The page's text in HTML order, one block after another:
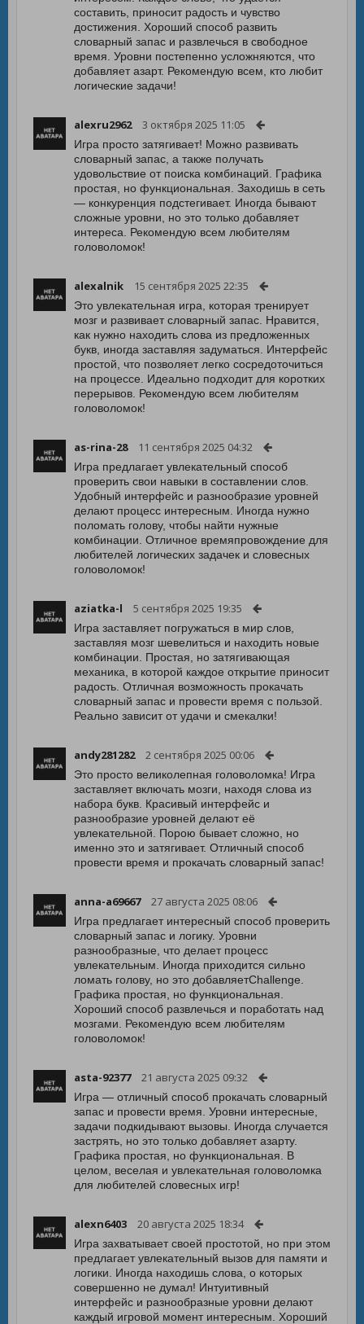
составить, приносит радость и чувство
достижения. Хороший способ развить
словарный запас и развлечься в свободное
время. Уровни постепенно усложняются, что
добавляет азарт. Рекомендую всем, кто любит
логические задачи!
alexru2962 3 октября 2025 11:05
Игра просто затягивает! Можно развивать
словарный запас, а также получать
удовольствие от поиска комбинаций. Графика
простая, но функциональная. Заходишь в сеть
— конкуренция подстегивает. Иногда бывают
сложные уровни, но это только добавляет
интереса. Рекомендую всем любителям
головоломок!
alexalnik 15 сентября 2025 22:35
Это увлекательная игра, которая тренирует
мозг и развивает словарный запас. Нравится,
как нужно находить слова из предложенных
букв, иногда заставляя задуматься. Интерфейс
простой, что позволяет легко сосредоточиться
на процессе. Идеально подходит для коротких
перерывов. Рекомендую всем любителям
головоломок!
as-rina-28 11 сентября 2025 04:32
Игра предлагает увлекательный способ
проверить свои навыки в составлении слов.
Удобный интерфейс и разнообразие уровней
делают процесс интересным. Иногда нужно
поломать голову, чтобы найти нужные
комбинации. Отличное времяпровождение для
любителей логических задачек и словесных
головоломок!
aziatka-l 5 сентября 2025 19:35
Игра заставляет погружаться в мир слов,
заставляя мозг шевелиться и находить новые
комбинации. Простая, но затягивающая
механика, в которой каждое открытие приносит
радость. Отличная возможность прокачать
словарный запас и провести время с пользой.
Реально зависит от удачи и смекалки!
andy281282 2 сентября 2025 00:06
Это просто великолепная головоломка! Игра
заставляет включать мозги, находя слова из
набора букв. Красивый интерфейс и
разнообразие уровней делают её
увлекательной. Порою бывает сложно, но
именно это и затягивает. Отличный способ
провести время и прокачать словарный запас!
anna-a69667 27 августа 2025 08:06
Игра предлагает интересный способ проверить
словарный запас и логику. Уровни
разнообразные, что делает процесс
увлекательным. Иногда приходится сильно
ломать голову, но это добавляетChallenge.
Графика простая, но функциональная.
Хороший способ развлечься и поработать над
мозгами. Рекомендую всем любителям
головоломок!
asta-92377 21 августа 2025 09:32
Игра — отличный способ прокачать словарный
запас и провести время. Уровни интересные,
задачи подкидывают вызовы. Иногда случается
застрять, но это только добавляет азарту.
Графика простая, но функциональная. В
целом, веселая и увлекательная головоломка
для любителей словесных игр!
alexn6403 20 августа 2025 18:34
Игра захватывает своей простотой, но при этом
предлагает увлекательный вызов для памяти и
логики. Иногда находишь слова, о которых
совершенно не думал! Интуитивный
интерфейс и разнообразные уровни делают
каждый игровой момент интересным. Хороший